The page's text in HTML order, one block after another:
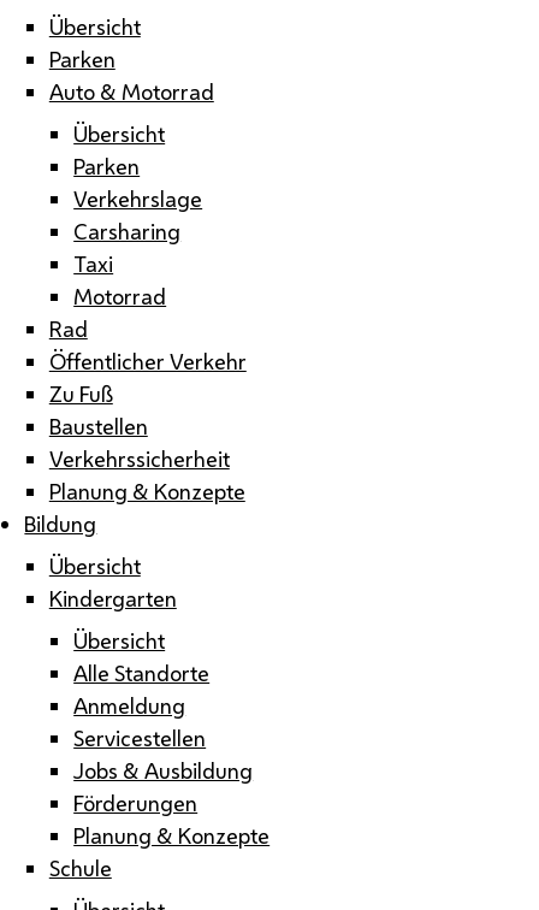
Übersicht
Parken
Auto & Motorrad
Übersicht
Parken
Verkehrslage
Carsharing
Taxi
Motorrad
Rad
Öffentlicher Verkehr
Zu Fuß
Baustellen
Verkehrssicherheit
Planung & Konzepte
Bildung
Übersicht
Kindergarten
Übersicht
Alle Standorte
Anmeldung
Servicestellen
Jobs & Ausbildung
Förderungen
Planung & Konzepte
Schule